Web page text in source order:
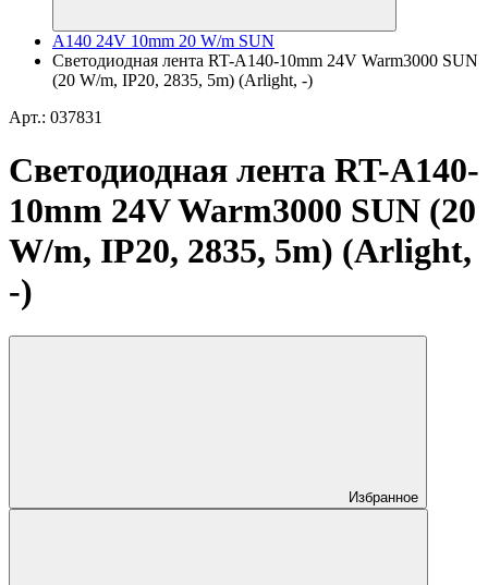
A140 24V 10mm 20 W/m SUN
Светодиодная лента RT-A140-10mm 24V Warm3000 SUN
(20 W/m, IP20, 2835, 5m) (Arlight, -)
Арт.: 037831
Светодиодная лента RT-A140-
10mm 24V Warm3000 SUN (20
W/m, IP20, 2835, 5m) (Arlight,
-)
Избранное